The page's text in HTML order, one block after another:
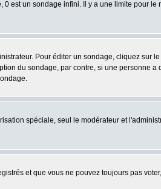
est un sondage infini. Il y a une limite pour
Pour éditer un sondage, cliquez sur
du sondage, par contre, si une personne
spéciale, seul le modérateur et
et que vous ne pouvez toujours pas